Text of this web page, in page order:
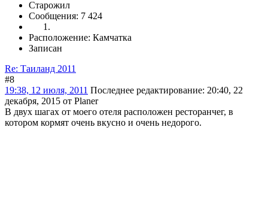
Старожил
Сообщения: 7 424
Расположение: Камчатка
Записан
Re: Таиланд 2011
#8
19:38, 12 июля, 2011 Последнее редактирование: 20:40, 22
декабря, 2015 от Planer
В двух шагах от моего отеля расположен ресторанчег, в
котором кормят очень вкусно и очень недорого.